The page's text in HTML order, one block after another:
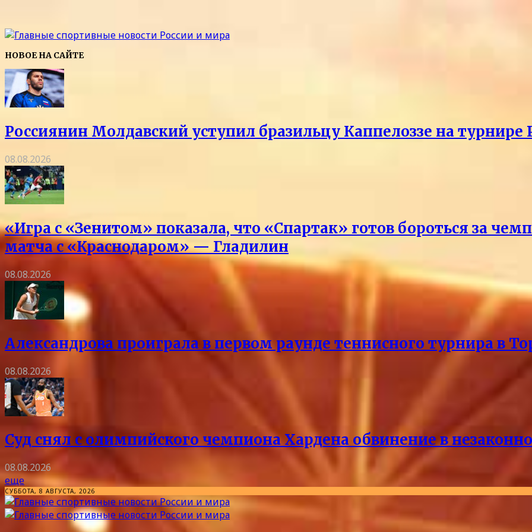
НОВОЕ НА САЙТЕ
Россиянин Молдавский уступил бразильцу Каппелоззе на турнире
08.08.2026
«Игра с «Зенитом» показала, что «Спартак» готов бороться за
матча с «Краснодаром» — Гладилин
08.08.2026
Александрова проиграла в первом раунде теннисного турнира в
08.08.2026
Суд снял с олимпийского чемпиона Хардена обвинение в
08.08.2026
еще
СУББОТА, 8 АВГУСТА, 2026